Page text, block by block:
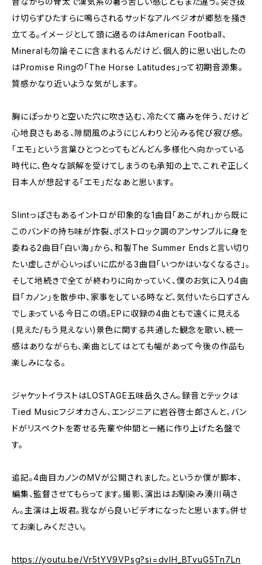
け切らずひたすらに鳴らされるサッドなアルペジオが郷愁を掻き
立てる。イメージとして頭に過るのはAmerican Football、
Mineralも勿論そこに含まれるんだけど、個人的に思い出したの
はPromise Ringの「The Horse Latitudes」って初期音源集。
質感かなり近いような気がします。
胸にぽっかりと空いた穴に吹き込む、冷たくて痛みを伴う、だけど
心地良さもある、隙間風のようにじんわりと沁みる侘び寂び感。
「エモ」という言葉ひとつとってもどんどん多様化へ向かっている
時代に、色々な誤解を受けてしまうのも承知の上で、これぞ正しく
日本人が想起する「エモ」だなあと思います。
Slintっぽさもあるイントロが印象的な1曲目「あこがれ」から既に
このバンドの持ち味が炸裂、ポストロック調のアンサンブルに身を
委ねる2曲目「白い海」から、和製The Summer Endsと言い切り
たい虚しさが心いっぱいに広がる3曲目「いつかはいなくなるさ」。
そして地続きで全てが終わりに向かっていく、僕のお気に入り4曲
目「カノン」を散歩中、家事をしている時など、気付いたら口ずさん
でしまっている今日この頃。EPに収録の4曲ともで遠くに見える
(見えた/もう見えない)景色に関する共通した観念を歌い、統一
感はありながらも、楽曲としてはとても幅があって今後の作品も
楽しみになる。
ジャケットイラストはLOSTAGE五味岳久さん。録音とテックは
Tied Musicフジオカさん、エンジニアに岩谷啓士郎さんと、バン
ドがリスペクトを寄せる先輩や仲間と一緒に作り上げた名盤で
す。
追記。4曲目カノンのMVが公開されました。というか僕が脚本、
編集、監督させてもらってます。撮影、演出はお馴染み湊川萌さ
ん。主演は上坂君。我ながら良いビデオになったと思います。併せ
てお楽しみください。
https://youtu.be/Vr5tYV9VPsg?si=dvIH_BTvuG5Tn7Ln